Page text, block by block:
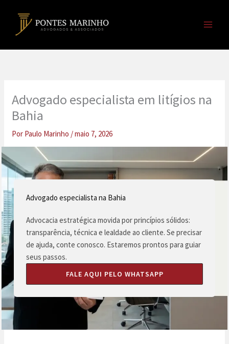
Advogado especialista em litígios na
Bahia
Por Paulo Marinho /maio 7, 2026
Advogado especialista na Bahia
Advocacia estratégica movida por princípios sólidos:
transparência, técnica e lealdade ao cliente. Se precisar
de ajuda, conte conosco. Estaremos prontos para guiar
seus passos.
FALE AQUI PELO WHATSAPP